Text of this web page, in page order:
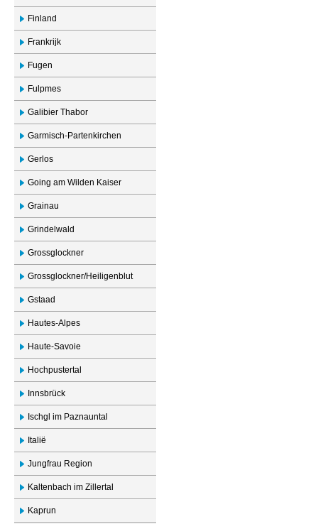
Finland
Frankrijk
Fugen
Fulpmes
Galibier Thabor
Garmisch-Partenkirchen
Gerlos
Going am Wilden Kaiser
Grainau
Grindelwald
Grossglockner
Grossglockner/Heiligenblut
Gstaad
Hautes-Alpes
Haute-Savoie
Hochpustertal
Innsbrück
Ischgl im Paznauntal
Italië
Jungfrau Region
Kaltenbach im Zillertal
Kaprun